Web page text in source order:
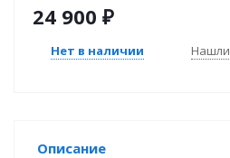
24 900 ₽
Нет в наличии
Описание